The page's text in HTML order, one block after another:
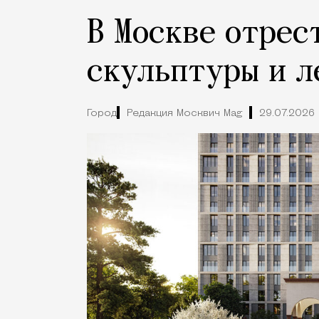
В Москве
скульптуры и
Город Редакция Москвич Mag 29.07.2026